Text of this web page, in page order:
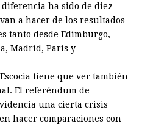
ha sido de diez
a hacer de los resultados
tanto desde Edimburgo,
Madrid, París y
tiene que ver también
El referéndum de
una cierta crisis
hacer comparaciones con